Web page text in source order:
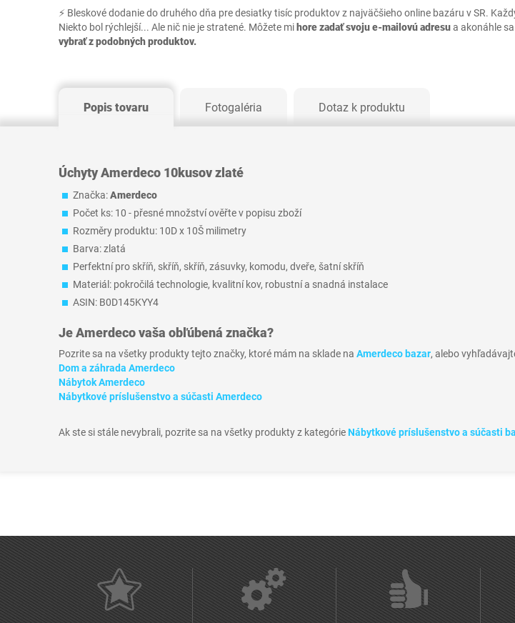
⚡ Bleskové dodanie do druhého dňa pre desiatky tisíc produktov z najväčšieho online bazáru v SR.
Niekto bol rýchlejší... Ale nič nie je stratené. Môžete mihore zadať svoju e-mailovú adresua akonáhle
vybrať z podobných produktov.
Popis tovaru Fotogaléria Dotaz k produktu
Úchyty Amerdeco 10kusov zlaté
Značka:Amerdeco
Počet ks: 10 - přesné množství ověřte v popisu zboží
Rozměry produktu: 10D x 10Š milimetry
Barva: zlatá
Perfektní pro skříň, skříň, skříň, zásuvky, komodu, dveře, šatní skříň
Materiál: pokročilá technologie, kvalitní kov, robustní a snadná instalace
ASIN: B0D145KYY4
JeAmerdecovaša obľúbená značka?
Pozrite sa na všetky produkty tejto značky, ktoré mám na sklade na Amerdeco bazar, alebo
Dom a záhrada Amerdeco
Nábytok Amerdeco
Nábytkové príslušenstvo a súčasti Amerdeco
Ak ste si stále nevybrali, pozrite sa na všetky produkty z kategórieNábytkové príslušenstvo a súčasti